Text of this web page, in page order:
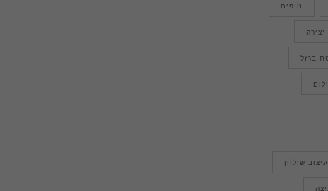
טיפים
יצירה
ברזל
עיצוב שולחן